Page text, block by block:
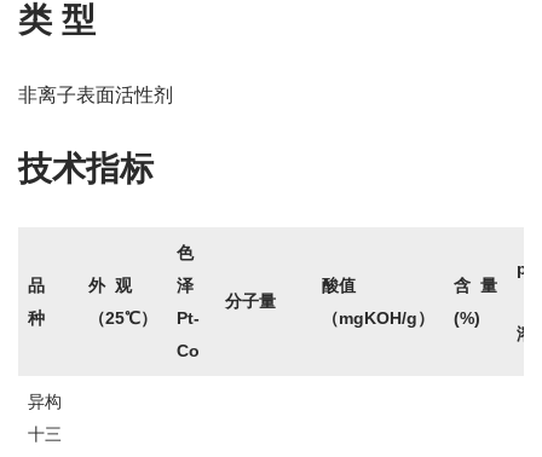
类 型
非离子表面活性剂
技术指标
品
种
外 观
（25℃）
色
泽
Pt-
Co
分子量
酸值
（mgKOH/g）
含 量
(%)
溶
异构
十三